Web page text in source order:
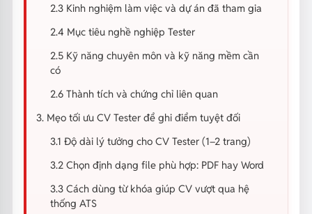
2.3 Kinh nghiệm làm việc và dự án đã tham gia
2.4 Mục tiêu nghề nghiệp Tester
2.5 Kỹ năng chuyên môn và kỹ năng mềm cần
có
2.6 Thành tích và chứng chỉ liên quan
3. Mẹo tối ưu CV Tester để ghi điểm tuyệt đối
3.1 Độ dài lý tưởng cho CV Tester (1–2 trang)
3.2 Chọn định dạng file phù hợp: PDF hay Word
3.3 Cách dùng từ khóa giúp CV vượt qua hệ
thống ATS